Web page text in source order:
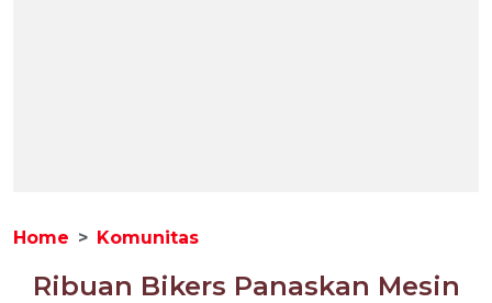
Home Komunitas
Ribuan Bikers Panaskan Mesin